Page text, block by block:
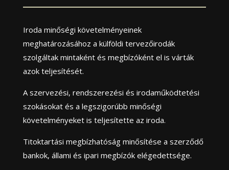
Iroda minőségi követelményeinek
meghatározásához a külföldi tervezőirodák
szolgáltak mintaként és megbízóként el is várták
azok teljesítését.
A szervezési, rendszerezési és irodaműködtetési
szokásokat és a legszigorúbb minőségi
követelményeket is teljesítette az iroda.
Titoktartási megbízhatóság minősítése a szerződő
bankok, állami és ipari megbízók elégedettsége.